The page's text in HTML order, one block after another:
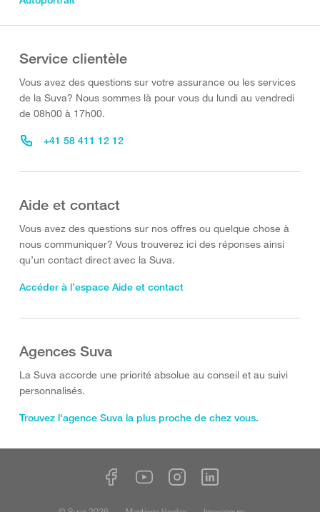
Service clientèle
Vous avez des questions sur votre assurance ou les services
de la Suva? Nous sommes là pour vous du lundi au vendredi
de 08h00 à 17h00.
+41 58 411 12 12
Aide et contact
Vous avez des questions sur nos offres ou quelque chose à
nous communiquer? Vous trouverez ici des réponses ainsi
qu’un contact direct avec la Suva.
Accéder à l’espace Aide et contact
Agences Suva
La Suva accorde une priorité absolue au conseil et au suivi
personnalisés.
Trouvez l'agence Suva la plus proche de chez vous.